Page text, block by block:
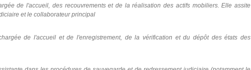
de l'accueil, des recouvrements et de la réalisation des actifs mobiliers. Elle assite
et le collaborateur principal
de l'accueil et de l'enregistrement, de la vérification et du dépôt des états des